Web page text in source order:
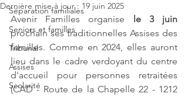
Séparation familiales
Seniors et familles
Tribunal
Assises
Scolarité
Dernière mise à jour : 19 juin 2025
Avenir Familles organise le 3 juin
prochain ses traditionnelles Assises des
familles. Comme en 2024, elles auront
lieu dans le cadre verdoyant du centre
d'accueil pour personnes retraitées
(CAD - Route de la Chapelle 22 - 1212